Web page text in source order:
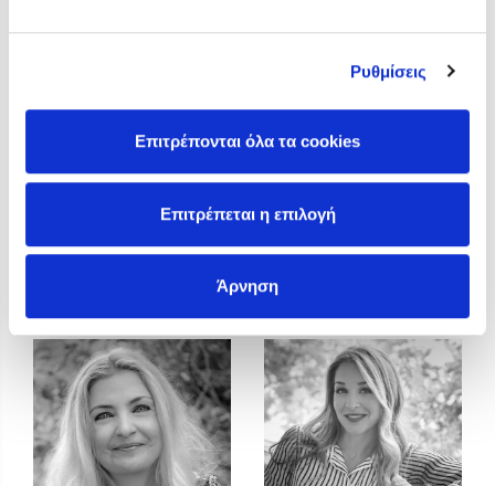
Ρυθμίσεις
Επιτρέπονται όλα τα cookies
Επιτρέπεται η επιλογή
Άρνηση
Ο Κώστας Κρομμύδας στο Παλαιοχώρι Καλαμπάκας
Ο Κώστας Κρομμύδας και η Μαρίνα Γιώτη στη Νικήτη
Ο Στέφανος Ξενάκης στη Χίο
Βιβλίου στο Πεδίον του Άρεως